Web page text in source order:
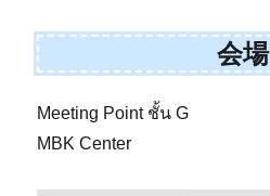
会場
Meeting Point ชั้น G
MBK Center